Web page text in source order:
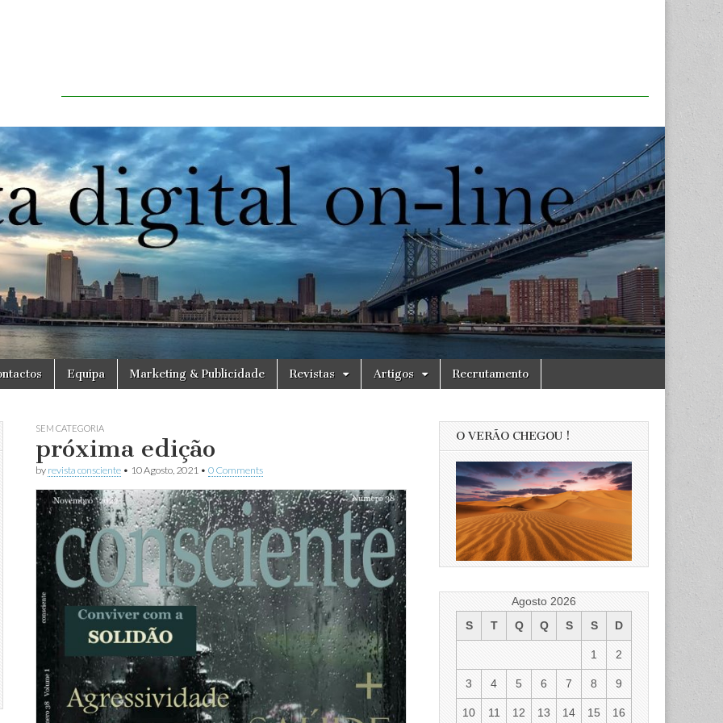
Equipa Marketing & Publicidade Revistas Artigos Recrutamento
SEM CATEGORIA
próxima edição
by revista consciente• 10 Agosto, 2021 • 0 Comments
O VERÃO CHEGOU !
Agosto 2026
S
T Q Q S S D
1 2
3 4 5 6 7 8 9
10 11 12 13 14 15 16